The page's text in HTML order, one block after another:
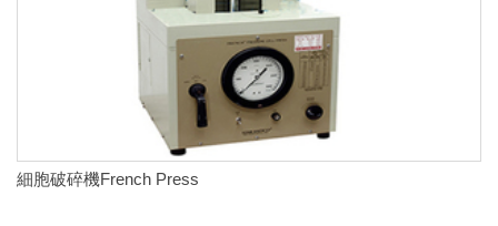
細胞破碎機French Press